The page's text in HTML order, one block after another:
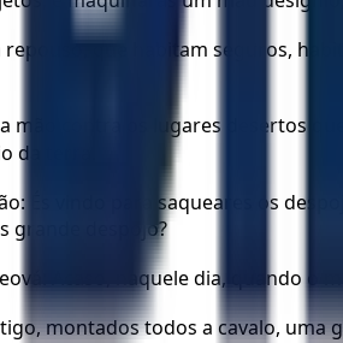
repouso, que habitam seguros,
mão contra os lugares desertos
da terra.
És vindo para saqueares os
grande despojo?
Acaso, naquele dia, quando o
montados todos a cavalo, uma